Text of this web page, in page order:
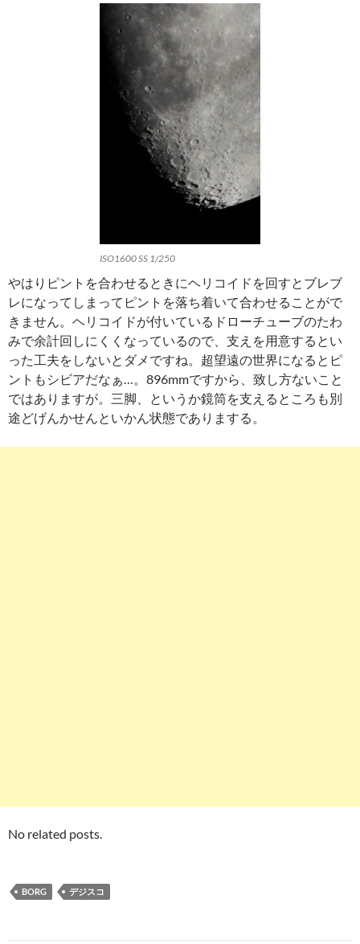
ISO1600 SS 1/250
やはりピントを合わせるときにヘリコイドを回すとブレブ
レになってしまってピントを落ち着いて合わせることがで
きません。ヘリコイドが付いているドローチューブのたわ
みで余計回しにくくなっているので、支えを用意するとい
った工夫をしないとダメですね。超望遠の世界になるとピ
ントもシビアだなぁ…。896mmですから、致し方ないこと
ではありますが。三脚、というか鏡筒を支えるところも別
途どげんかせんといかん状態でありまする。
No related posts.
BORG デジスコ